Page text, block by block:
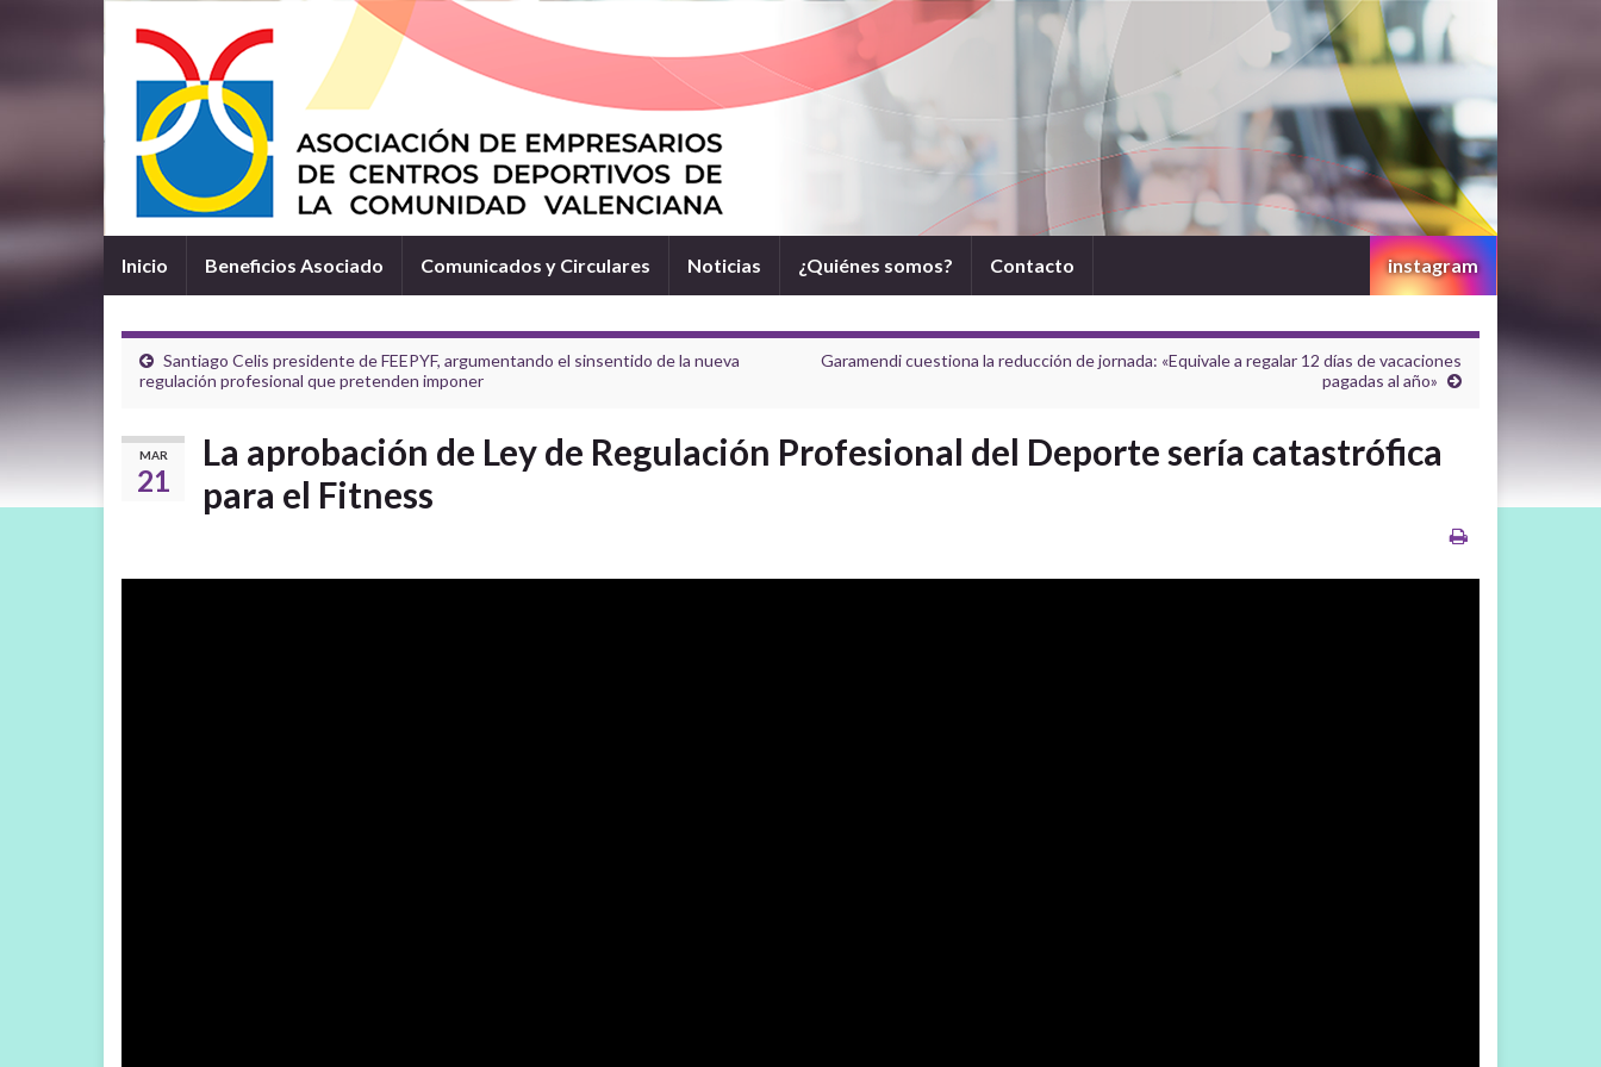
Inicio Beneficios Asociado Comunicados y Circulares Noticias ¿Quiénes somos? Contacto instagram
Santiago Celis presidente de FEEPYF, argumentando el sinsentido de la nueva
regulación profesional que pretenden imponer
Garamendi cuestiona la reducción de jornada: «Equivale a regalar 12 días de vacaciones
pagadas al año»
MAR
21
La aprobación de Ley de Regulación Profesional del Deporte sería catastrófica
para el Fitness